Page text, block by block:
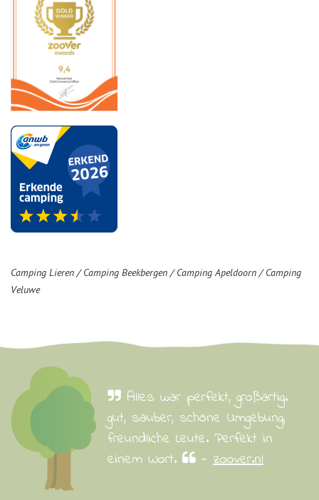
Camping Lieren / Camping Beekbergen / Camping Apeldoorn / Camping
Veluwe
Alles war perfekt, großartig.
gut, sauber, schöne Umgebung,
freundliche Leute. Perfekt in
einem Wort.
- zoover.nl